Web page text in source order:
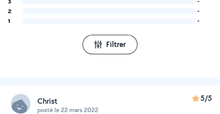
2
-
1
-
Filtrer
Christ
posté le 22 mars 2022
5/5